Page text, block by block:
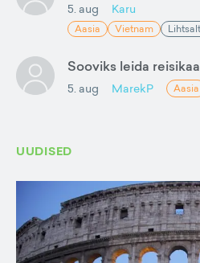
5. aug Karu
Aasia Vietnam
Sooviks leida
5. aug MarekP Aasia
UUDISED